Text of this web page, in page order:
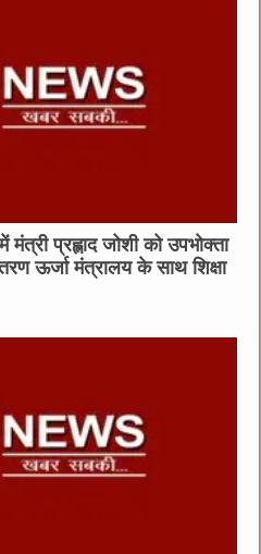
मंत्री प्रह्लाद जोशी को उपभोक्ता
ऊर्जा मंत्रालय के साथ शिक्षा